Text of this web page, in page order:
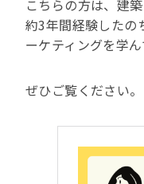
こちらの方は、建
約3年間経験したの
ーケティングを学ん
ぜひご覧ください。